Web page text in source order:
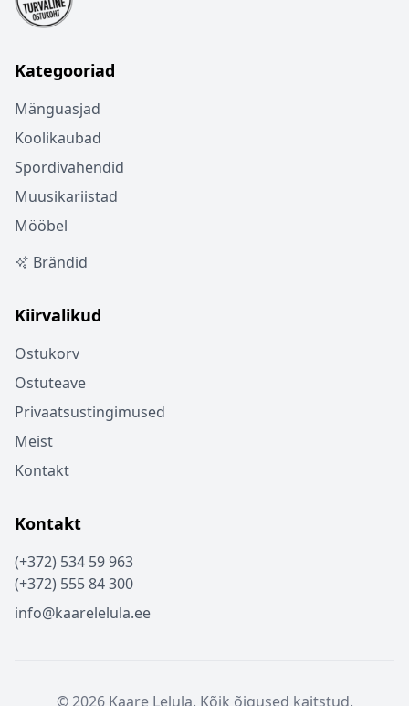
Kategooriad
Mänguasjad
Koolikaubad
Spordivahendid
Muusikariistad
Mööbel
Brändid
Kiirvalikud
Ostukorv
Ostuteave
Privaatsustingimused
Meist
Kontakt
Kontakt
(+372) 534 59 963
(+372) 555 84 300
info@kaarelelula.ee
© 2026 Kaare Lelula. Kõik õigused kaitstud.